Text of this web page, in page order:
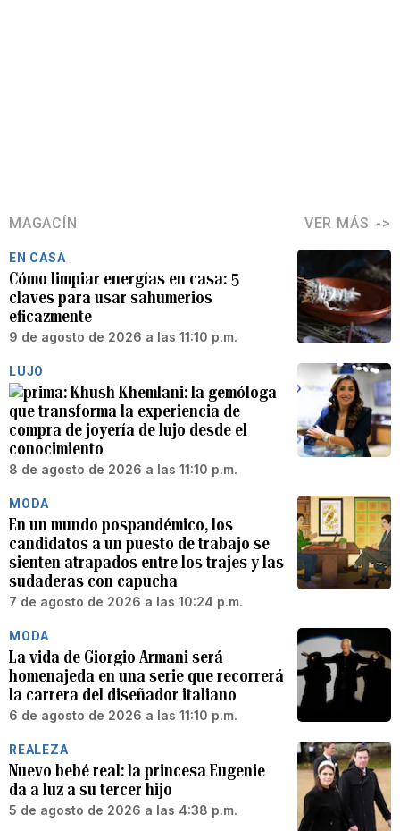
MAGACÍN VER MÁS
EN CASA
Cómo limpiar energías en casa: 5
claves para usar sahumerios
eficazmente
9 de agosto de 2026 a las 11:10 p.m.
LUJO
Khush Khemlani: la gemóloga
que transforma la experiencia de
compra de joyería de lujo desde el
conocimiento
8 de agosto de 2026 a las 11:10 p.m.
MODA
En un mundo pospandémico, los
candidatos a un puesto de trabajo se
sienten atrapados entre los trajes y las
sudaderas con capucha
7 de agosto de 2026 a las 10:24 p.m.
MODA
La vida de Giorgio Armani será
homenajeda en una serie que recorrerá
la carrera del diseñador italiano
6 de agosto de 2026 a las 11:10 p.m.
REALEZA
Nuevo bebé real: la princesa Eugenie
da a luz a su tercer hijo
5 de agosto de 2026 a las 4:38 p.m.